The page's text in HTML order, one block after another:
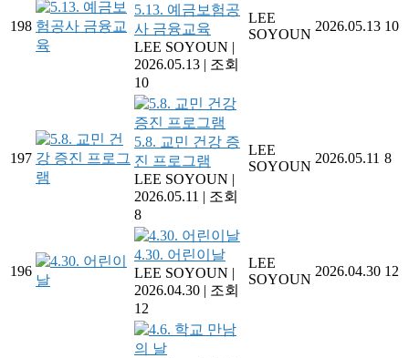
198
5.13. 예금보험공
사 금융교육
LEE SOYOUN |
2026.05.13 | 조회
10
LEE
SOYOUN
2026.05.13 10
197
5.8. 교민 건강 증
진 프로그램
LEE SOYOUN |
2026.05.11 | 조회
8
LEE
SOYOUN
2026.05.11 8
196
4.30. 어린이날
LEE SOYOUN |
2026.04.30 | 조회
12
LEE
SOYOUN
2026.04.30 12